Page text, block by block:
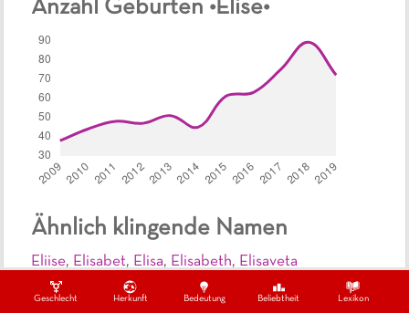
Geschlecht Herkunft Bedeutung Beliebtheit Lexikon
Ähnlich klingende Namen
Eliise, Elisabet, Elisa, Elisabeth, Elisaveta
Anzahl Geburten •Elise•